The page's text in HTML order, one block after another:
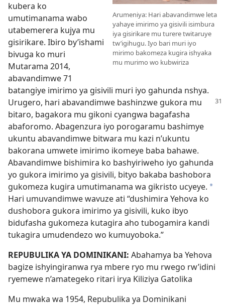
Arumeniya: Hari abavandimwe leta
yahaye imirimo ya gisivili isimbura
iya gisirikare mu turere twitaruye
tw’igihugu. Iyo bari muri iyo
mirimo bakomeza kugira ishyaka
mu murimo wo kubwiriza
kubera ko
umutimanama wabo
utabemerera kujya mu
gisirikare. Ibiro by’ishami
bivuga ko muri
Mutarama 2014,
abavandimwe 71
batangiye imirimo ya gisivili muri iyo gahunda nshya.
Urugero, hari abavandimwe bashinzwe gukora mu
bitaro, bagakora mu gikoni cyangwa bagafasha
abaforomo. Abagenzura iyo porogaramu bashimye
ukuntu abavandimwe bitwara mu kazi n’ukuntu
bakorana umwete imirimo ikomeye baba bahawe.
Abavandimwe bishimira ko bashyiriweho iyo gahunda
yo gukora imirimo ya gisivili, bityo bakaba bashobora
gukomeza kugira umutimanama wa gikristo ucyeye. *
Hari umuvandimwe wavuze ati “dushimira Yehova ko
dushobora gukora imirimo ya gisivili, kuko ibyo
bidufasha gukomeza kutagira aho tubogamira kandi
tukagira umudendezo wo kumuyoboka.”
REPUBULIKA YA DOMINIKANI: Abahamya ba Yehova
bagize ishyingiranwa rya mbere ryo mu rwego rw’idini
ryemewe n’amategeko ritari irya Kiliziya Gatolika
Mu mwaka wa 1954, Repubulika ya Dominikani